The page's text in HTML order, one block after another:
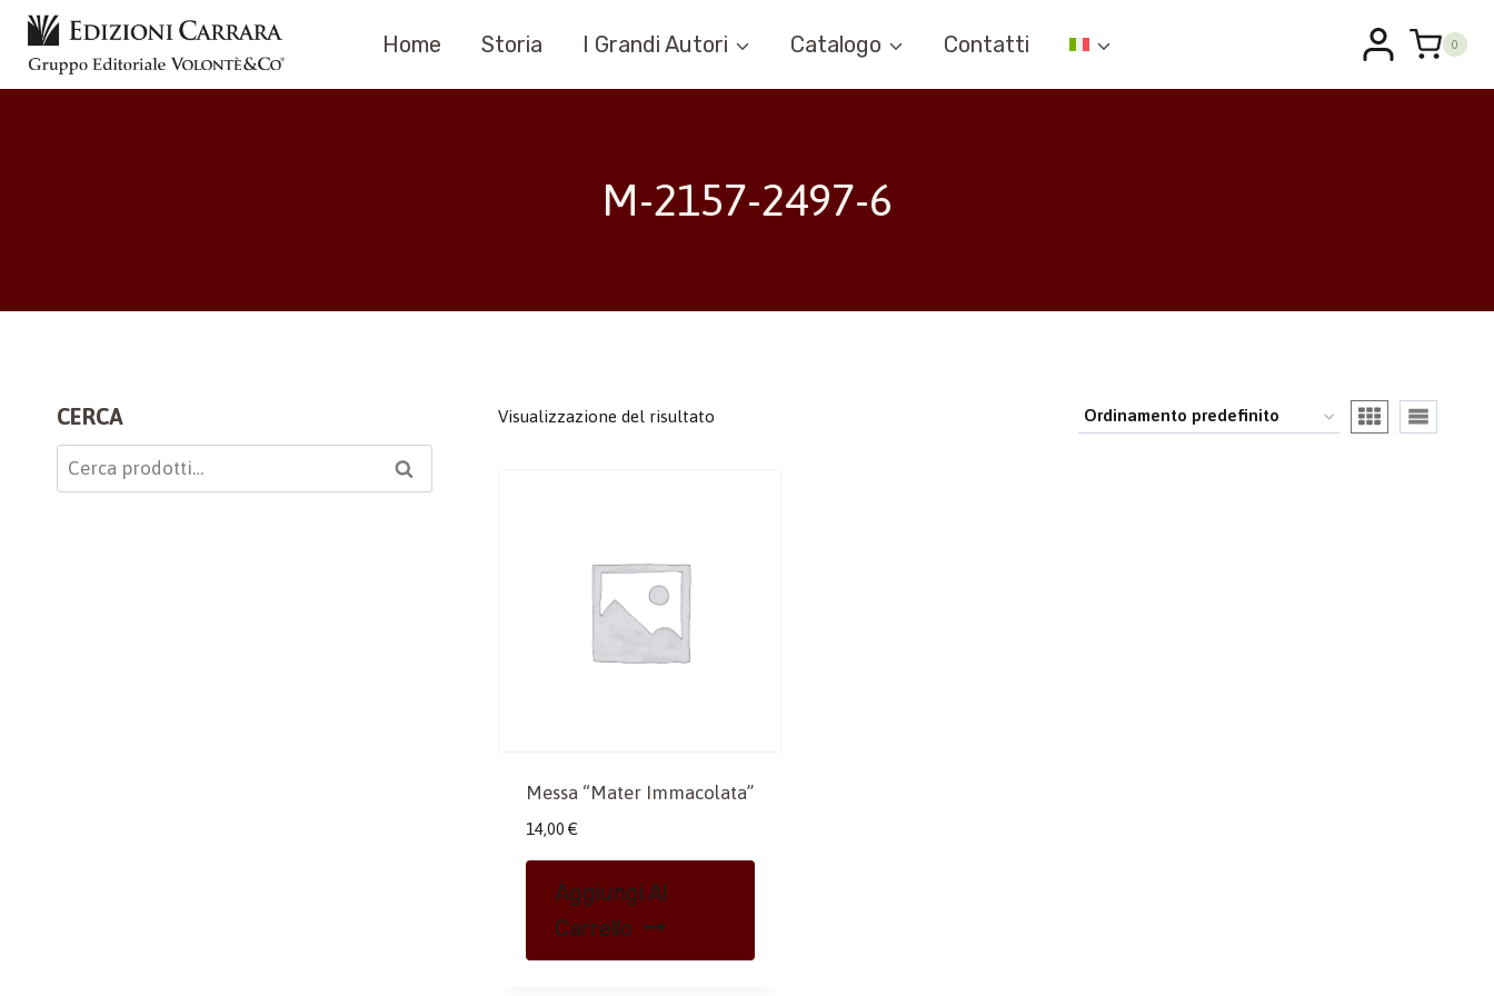
Salta
contenuto
Home Storia I Grandi Autori Catalogo Contatti 0
M-2157-2497-6
Visualizzazione del risultato
Messa “Mater Immacolata”
14,00 €
Aggiungi Al
Carrello
CERCA
Cerca: Cerca